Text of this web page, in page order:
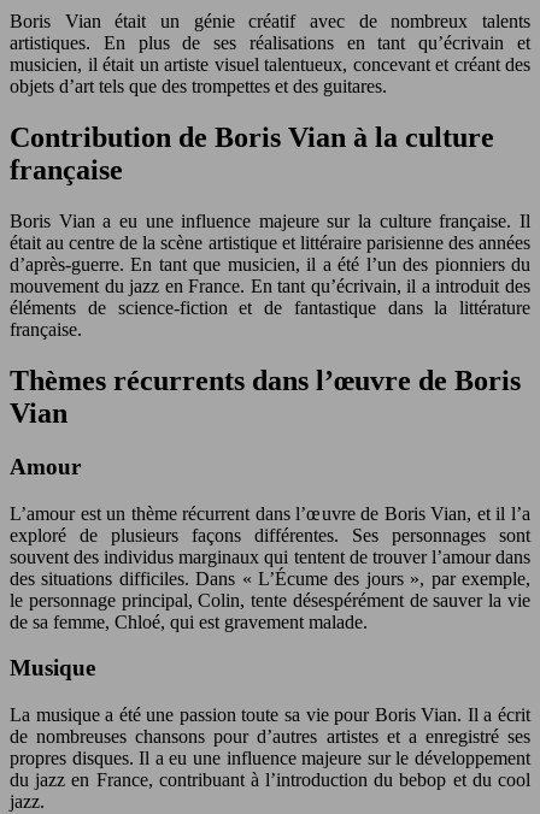
Boris Vian était un génie créatif avec de nombreux talents
artistiques. En plus de ses réalisations en tant qu’écrivain et
musicien, il était un artiste visuel talentueux, concevant et créant des
objets d’art tels que des trompettes et des guitares.
Contribution de Boris Vian à la culture
française
Boris Vian a eu une influence majeure sur la culture française. Il
était au centre de la scène artistique et littéraire parisienne des années
d’après-guerre. En tant que musicien, il a été l’un des pionniers du
mouvement du jazz en France. En tant qu’écrivain, il a introduit des
éléments de science-fiction et de fantastique dans la littérature
française.
Thèmes récurrents dans l’œuvre de Boris
Vian
Amour
L’amour est un thème récurrent dans l’œuvre de Boris Vian, et il l’a
exploré de plusieurs façons différentes. Ses personnages sont
souvent des individus marginaux qui tentent de trouver l’amour dans
des situations difficiles. Dans « L’Écume des jours », par exemple,
le personnage principal, Colin, tente désespérément de sauver la vie
de sa femme, Chloé, qui est gravement malade.
Musique
La musique a été une passion toute sa vie pour Boris Vian. Il a écrit
de nombreuses chansons pour d’autres artistes et a enregistré ses
propres disques. Il a eu une influence majeure sur le développement
du jazz en France, contribuant à l’introduction du bebop et du cool
jazz.